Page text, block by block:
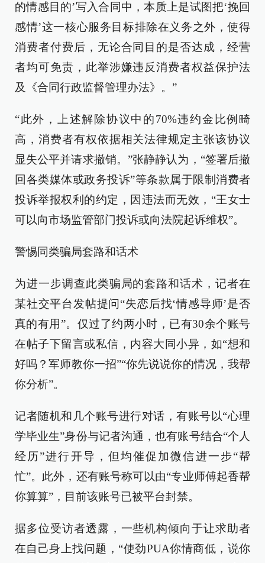
的情感目的’写入合同中，本质上是试图把‘挽回
感情’这一核心服务目标排除在义务之外，使得
消费者付费后，无论合同目的是否达成，经营
者均可免责，此举涉嫌违反消费者权益保护法
及《合同行政监督管理办法》。”
“此外，上述解除协议中的70%违约金比例畸
高，消费者有权依据相关法律规定主张该协议
显失公平并请求撤销。”张静静认为，“签署后撤
回各类媒体或政务投诉”等条款属于限制消费者
投诉举报权利的约定，因违法而无效，“王女士
可以向市场监管部门投诉或向法院起诉维权”。
警惕同类骗局套路和话术
为进一步调查此类骗局的套路和话术，记者在
某社交平台发帖提问“失恋后找‘情感导师’是否
真的有用”。仅过了约两小时，已有30余个账号
在帖子下留言或私信，内容大同小异，如“想和
好吗？军师教你一招”“你先说说你的情况，我帮
你分析”。
记者随机和几个账号进行对话，有账号以“心理
学毕业生”身份与记者沟通，也有账号结合“个人
经历”进行开导，但均催促加微信进一步“帮
忙”。此外，还有账号称可以由“专业师傅起香帮
你算算”，目前该账号已被平台封禁。
据多位受访者透露，一些机构倾向于让求助者
在自己身上找问题，“使劲PUA你情商低，说你